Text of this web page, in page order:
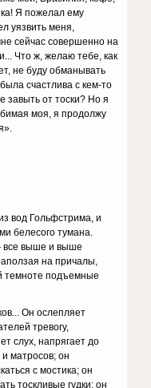
Я пожелал ему
уязвить меня,
сейчас совершенно на
Что ж, желаю тебе, как
не буду обманывать
счастлива с кем-то
завыть от тоски? Но я
моя, я продолжу
вод Гольфстрима, и
белесого тумана.
все выше и выше
на причалы,
темноте подъемные
Он ослепляет
тревогу,
слух, напрягает до
матросов; он
с мостика; он
тоскливые гудки; он